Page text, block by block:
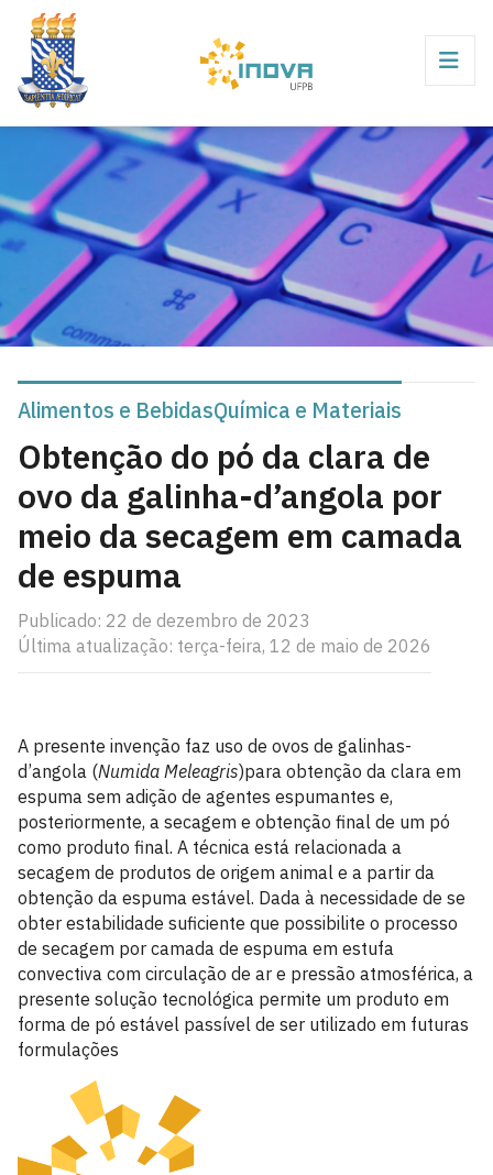
Alimentos e BebidasQuímica e Materiais
Obtenção do pó da clara de
ovo da galinha-d’angola por
meio da secagem em camada
de espuma
Publicado: 22 de dezembro de 2023
Última atualização: terça-feira, 12 de maio de 2026
A presente invenção faz uso de ovos de galinhas-
d’angola (Numida Meleagris)para obtenção da clara em
espuma sem adição de agentes espumantes e,
posteriormente, a secagem e obtenção final de um pó
como produto final. A técnica está relacionada a
secagem de produtos de origem animal e a partir da
obtenção da espuma estável. Dada à necessidade de se
obter estabilidade suficiente que possibilite o processo
de secagem por camada de espuma em estufa
convectiva com circulação de ar e pressão atmosférica, a
presente solução tecnológica permite um produto em
forma de pó estável passível de ser utilizado em futuras
formulações